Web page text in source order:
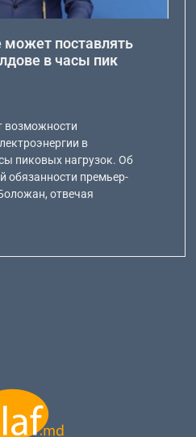
поставлять
в часы пик
возможности
в
пиковых нагрузок. Об
обязанности премьер-
отвечая